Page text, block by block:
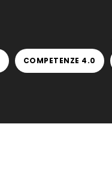
COMPETENZE 4.0